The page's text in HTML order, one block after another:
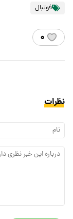
فوتبال
۰
نظرات